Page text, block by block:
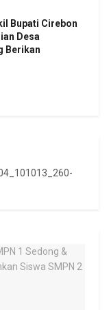
Bupati Cirebon
Desa
Berikan